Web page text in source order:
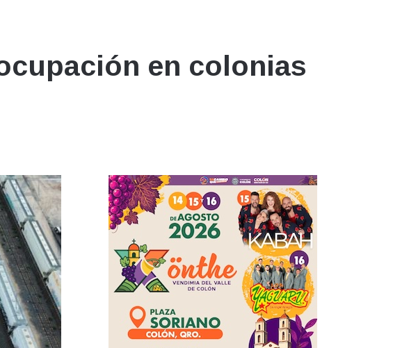
en colonias